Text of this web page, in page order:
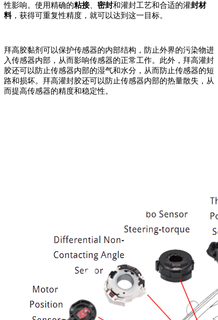
性影响。使用精确的粘接、 密封和灌封工艺和合适的灌封材
料，获得可重复性精度，就可以达到这一目标。
拜高胶黏剂可以保护传感器的内部结构，防止外界的污染物进
入传感器内部，从而影响传感器的正常工作。此外，拜高灌封
胶还可以防止传感器内部的湿气和水分，从而防止传感器的短
路和损坏。拜高灌封胶还可以防止传感器内部的热量散失，从
而提高传感器的精度和稳定性。